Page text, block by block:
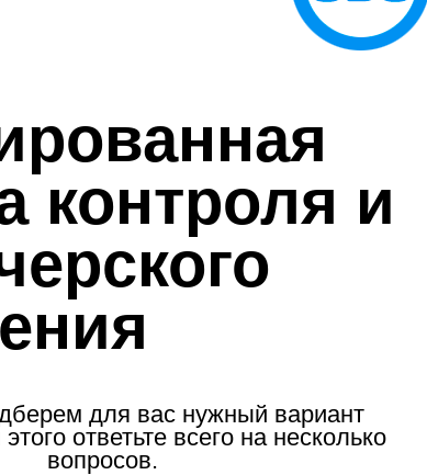
контроля и
для вас нужный вариант
ответьте всего на несколько
вопросов.